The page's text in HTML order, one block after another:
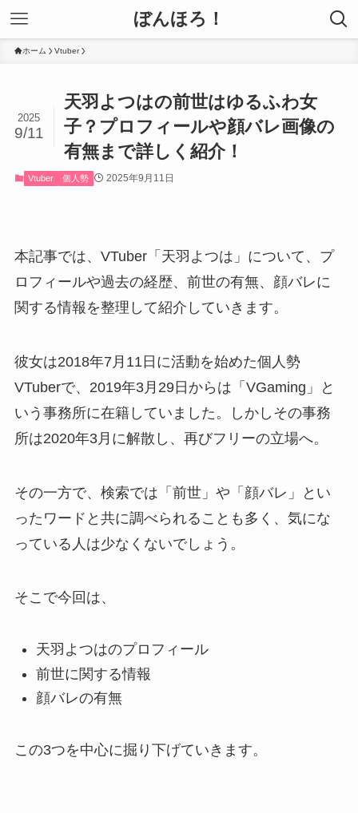
ぼんほろ！
ホーム Vtuber
天羽よつはの前世はゆるふわ女
子？プロフィールや顔バレ画像の
有無まで詳しく紹介！
2025
9/11
Vtuber 個人勢 2025年9月11日
本記事では、VTuber「天羽よつは」について、プ
ロフィールや過去の経歴、前世の有無、顔バレに
関する情報を整理して紹介していきます。
彼女は2018年7月11日に活動を始めた個人勢
VTuberで、2019年3月29日からは「VGaming」と
いう事務所に在籍していました。しかしその事務
所は2020年3月に解散し、再びフリーの立場へ。
その一方で、検索では「前世」や「顔バレ」とい
ったワードと共に調べられることも多く、気にな
っている人は少なくないでしょう。
そこで今回は、
天羽よつはのプロフィール
前世に関する情報
顔バレの有無
この3つを中心に掘り下げていきます。